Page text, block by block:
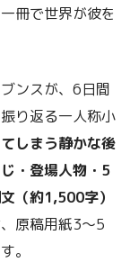
冊で世界が彼を
ンスが、6日間
り返る一人称小
しまう静かな後
・登場人物・5
（約1,500字）
原稿用紙3〜5
。